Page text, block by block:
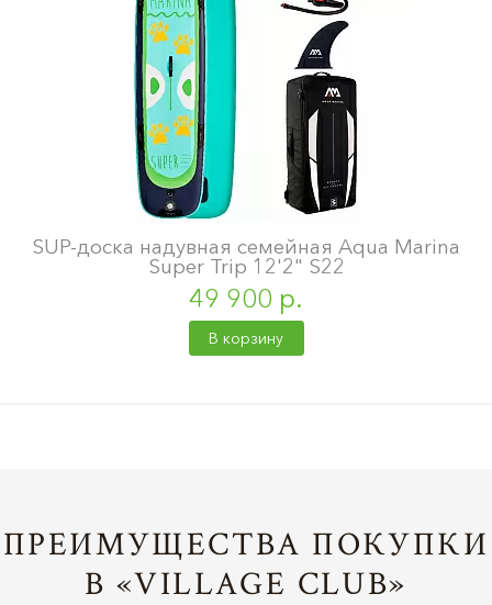
SUP-доска надувная семейная Aqua Marina
Super Trip 12'2" S22
49 900 р.
В корзину
ПРЕИМУЩЕСТВА ПОКУПКИ
В «VILLAGE CLUB»